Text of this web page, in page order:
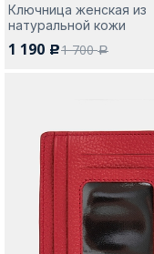
Да, все верно
Покупателям
Ключница женская из
натуральной кожи
1 190 c1 700a